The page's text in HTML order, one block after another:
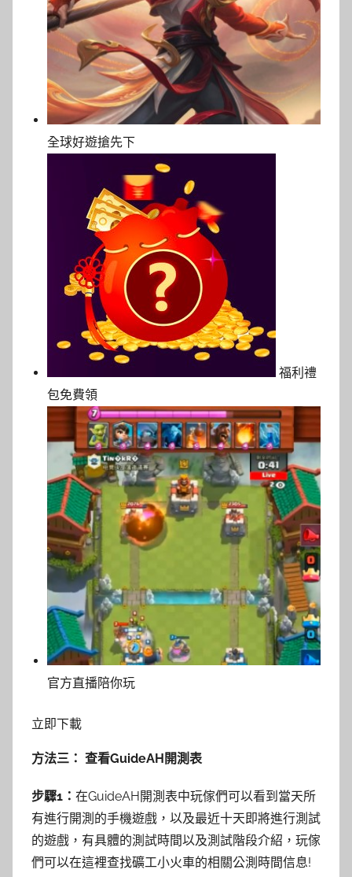
全球好遊搶先下
福利禮
包免費領
官方直播陪你玩
立即下載
方法三： 查看GuideAH開測表
步驟1： 在GuideAH開測表中玩傢們可以看到當天所
有進行開測的手機遊戲，以及最近十天即將進行測試
的遊戲，有具體的測試時間以及測試階段介紹，玩傢
們可以在這裡查找礦工小火車的相關公測時間信息!